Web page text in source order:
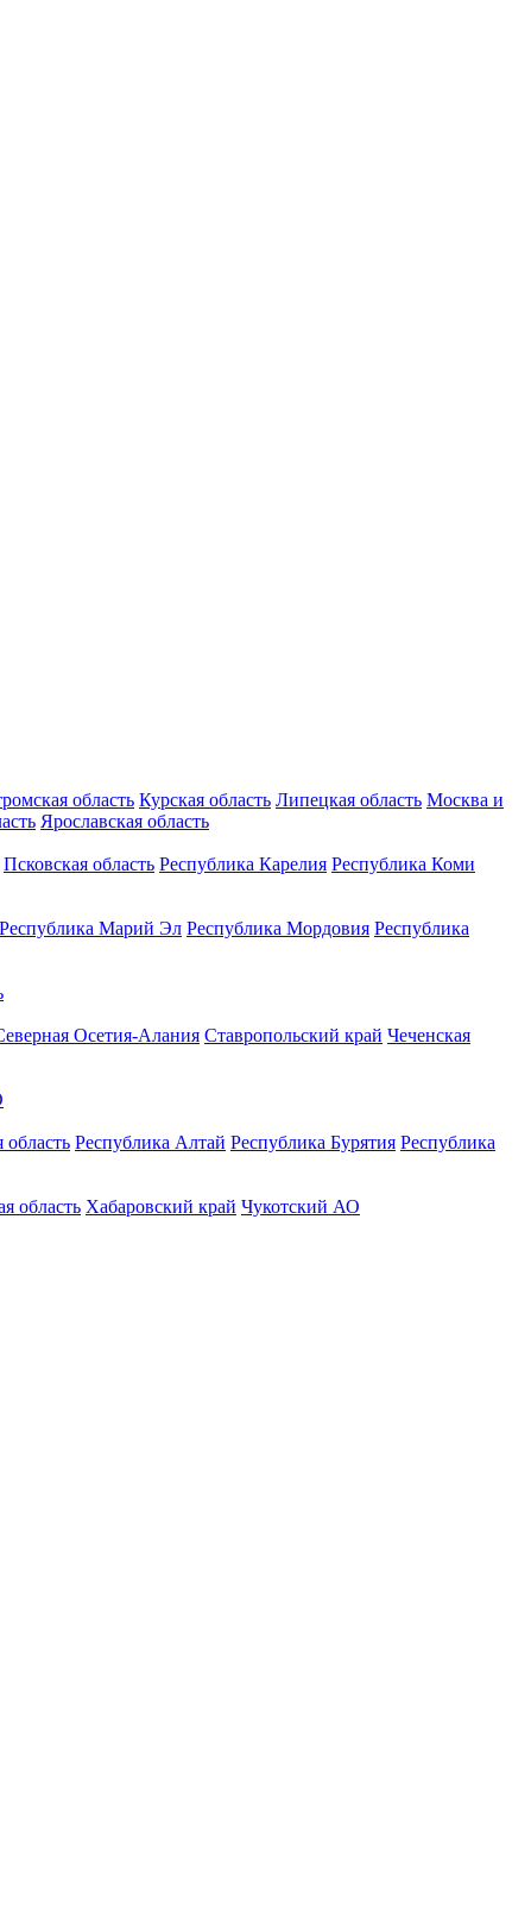
область Курская область Липецкая область Москва и
Ярославская область
Псковская область Республика Карелия Республика Коми
Республика Марий Эл Республика Мордовия Республика
Осетия-Алания Ставропольский край Чеченская
Республика Алтай Республика Бурятия Республика
область Хабаровский край Чукотский АО